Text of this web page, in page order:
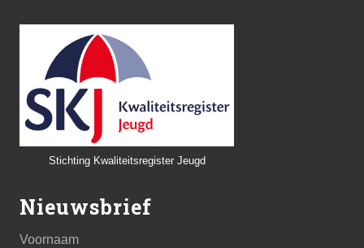
Stichting Kwaliteitsregister Jeugd
Nieuwsbrief
Voornaam